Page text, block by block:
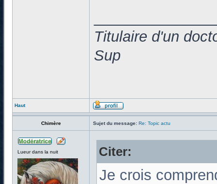
Titulaire d'un
Sup
Haut
Chimère Sujet du message: Re: Topic actu
Lueur dans la nuit Citer:
Je crois